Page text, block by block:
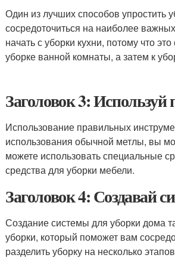
Один из лучших способов упростить
сосредоточиться на наиболее
начать с уборки кухни, потому что
уборке ванной комнаты, а затем к
Заголовок 3:
Использование правильных
использования обычной метлы, вы
можете использовать специальные
средства для уборки мебели.
Заголовок 4: Создавай
Создание системы для уборки дома
уборки, который поможет вам
разделить уборку на несколько